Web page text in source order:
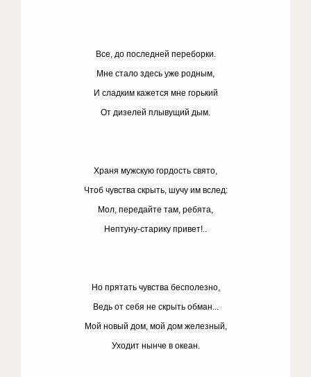
Все, до последней переборки.
Мне стало здесь уже родным,
И сладким кажется мне горький
От дизелей плывущий дым.
Храня мужскую гордость свято,
Чтоб чувства скрыть, шучу им вслед:
Мол, передайте там, ребята,
Нептуну-старику привет!..
Но прятать чувства бесполезно,
Ведь от себя не скрыть обман...
Мой новый дом, мой дом железный,
Уходит нынче в океан.